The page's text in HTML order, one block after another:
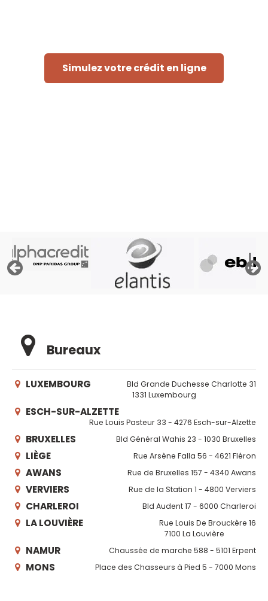
Simulez votre crédit en ligne
Bureaux
LUXEMBOURG
Bld Grande Duchesse Charlotte 31
1331 Luxembourg
ESCH-SUR-ALZETTE
Rue Louis Pasteur 33 - 4276 Esch-sur-Alzette
BRUXELLES Bld Général Wahis 23 - 1030 Bruxelles
LIÈGE Rue Arsène Falla 56 - 4621 Fléron
AWANS Rue de Bruxelles 157 - 4340 Awans
VERVIERS Rue de la Station 1 - 4800 Verviers
CHARLEROI Bld Audent 17 - 6000 Charleroi
LA LOUVIÈRE
Rue Louis De Brouckère 16
7100 La Louvière
NAMUR Chaussée de marche 588 - 5101 Erpent
MONS Place des Chasseurs à Pied 5 - 7000 Mons